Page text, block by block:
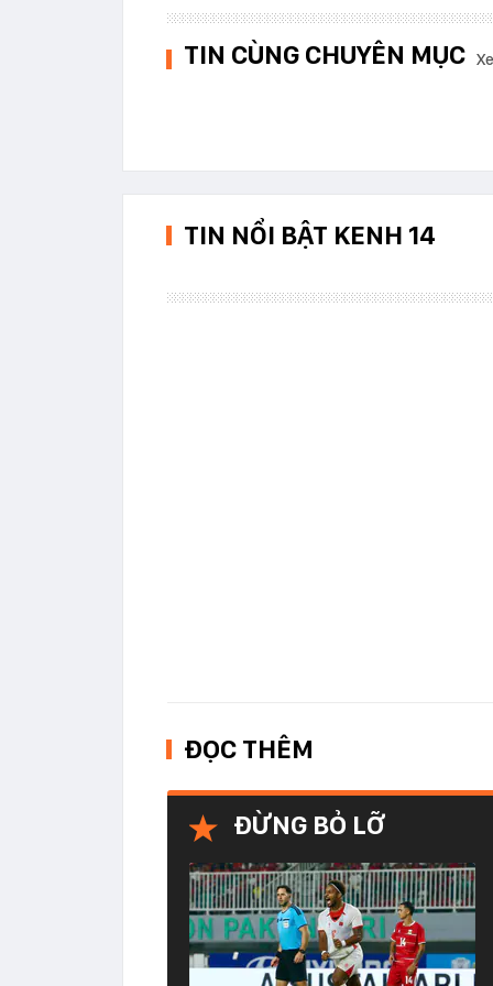
TIN CÙNG CHUYÊN MỤC
TIN NỔI BẬT KENH 14
ĐỌC THÊM
ĐỪNG BỎ LỠ